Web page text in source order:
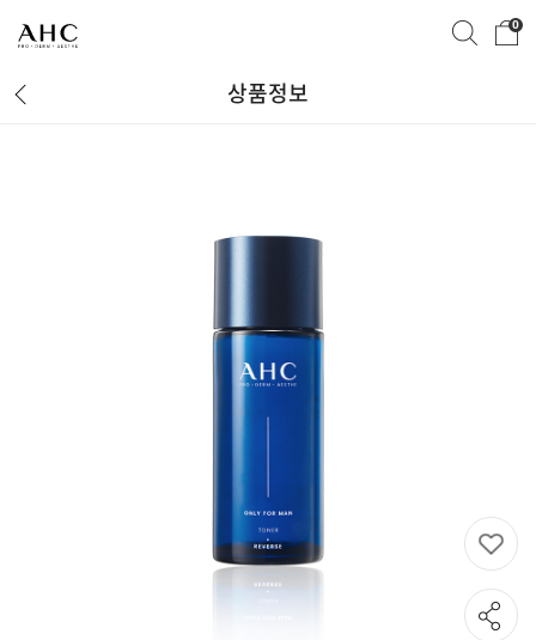
0
상품정보